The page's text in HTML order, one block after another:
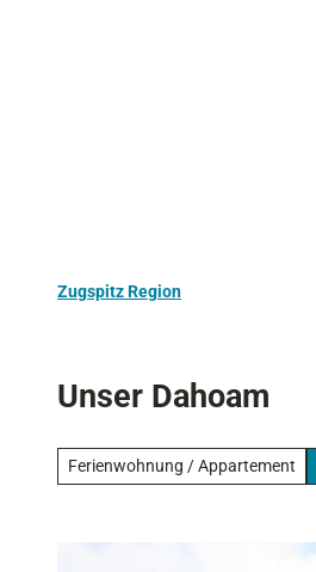
Zugspitz Region
Unser Dahoam
Ferienwohnung / Appartement